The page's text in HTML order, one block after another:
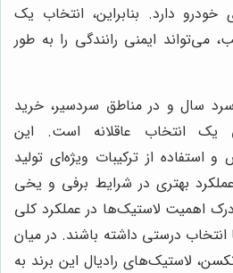
خودرو دارد. بنابراین، انتخاب یک
می‌تواند ایمنی رانندگی را به طور
سال و در مناطق سردسیر، خرید
یک انتخاب عاقلانه است. این
از ترکیبات ویژه‌ای تولید
بهتری در شرایط برفی و یخی
درک اهمیت لاستیک‌ها در عملکرد کلی
انتخاب درستی داشته باشند. در میان
لاستیک‌های رادیال این برند به